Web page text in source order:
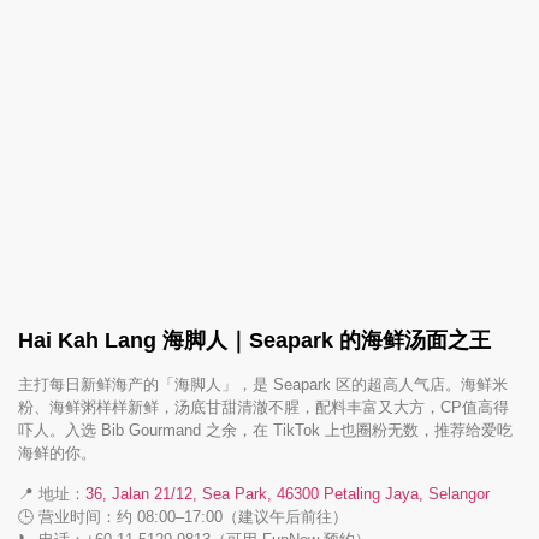
Hai Kah Lang 海脚人｜Seapark 的海鲜汤面之王
主打每日新鲜海产的「海脚人」，是 Seapark 区的超高人气店。海鲜米
粉、海鲜粥样样新鲜，汤底甘甜清澈不腥，配料丰富又大方，CP值高得
吓人。入选 Bib Gourmand 之余，在 TikTok 上也圈粉无数，推荐给爱吃
海鲜的你。
📍 地址： 36, Jalan 21/12, Sea Park, 46300 Petaling Jaya, Selangor
🕒 营业时间：约 08:00–17:00（建议午后前往）